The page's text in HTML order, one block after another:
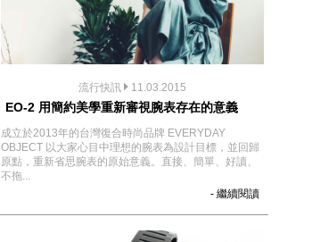
流行快訊 11.03.2015
EO-2 用簡約美學重新審視腕表存在的意義
成立於2013年的台灣復合時尚品牌 EVERYDAY
OBJECT 以大家心目中理想的腕表為設計目標，並回歸
原點，重新省思腕表的原始意義。直接、簡單、好讀、
不拖...
- 繼續閱讀